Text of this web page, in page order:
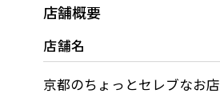
店舗概要
店舗名
京都のちょっとセレブなお店